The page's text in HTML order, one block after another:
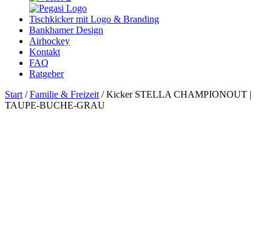
Tischkicker mit Logo & Branding
Bankhamer Design
Airhockey
Kontakt
FAQ
Ratgeber
Start /Familie & Freizeit / Kicker STELLA CHAMPIONOUT |
TAUPE-BUCHE-GRAU